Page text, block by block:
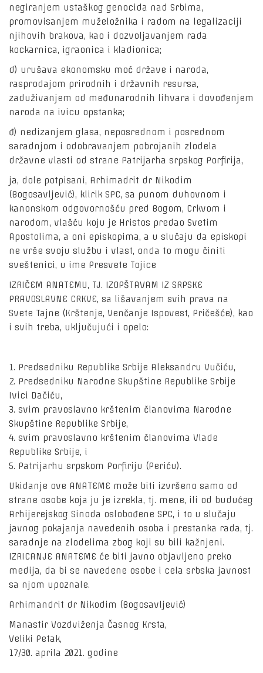
negiranjem ustaškog genocida nad Srbima,
promovisanjem muželožnika i radom na legalizaciji
njihovih brakova, kao i dozvoljavanjem rada
kockarnica, igraonica i kladionica;
d) urušava ekonomsku moć države i naroda,
rasprodajom prirodnih i državnih resursa,
zaduživanjem od međunarodnih lihvara i dovođenjem
naroda na ivicu opstanka;
đ) nedizanjem glasa, neposrednom i posrednom
saradnjom i odobravanjem pobrojanih zlodela
državne vlasti od strane Patrijarha srpskog Porfirija,
ja, dole potpisani, Arhimadrit dr Nikodim
(Bogosavljević), klirik SPC, sa punom duhovnom i
kanonskom odgovornošću pred Bogom, Crkvom i
narodom, vlašću koju je Hristos predao Svetim
Apostolima, a oni episkopima, a u slučaju da episkopi
ne vrše svoju službu i vlast, onda to mogu činiti
sveštenici, u ime Presvete Tojice
IZRIČEM ANATEMU, TJ. IZOPŠTAVAM IZ SRPSKE
PRAVOSLAVNE CRKVE, sa lišavanjem svih prava na
Svete Tajne (Krštenje, Venčanje Ispovest, Pričešće), kao
i svih treba, uključujući i opelo:
1. Predsedniku Republike Srbije Aleksandru Vučiću,
2. Predsedniku Narodne Skupštine Republike Srbije
Ivici Dačiću,
3. svim pravoslavno krštenim članovima Narodne
Skupštine Republike Srbije,
4. svim pravoslavno krštenim članovima Vlade
Republike Srbije, i
5. Patrijarhu srpskom Porfiriju (Periću).
Ukidanje ove ANATEME može biti izvršeno samo od
strane osobe koja ju je izrekla, tj. mene, ili od budućeg
Arhijerejskog Sinoda oslobođene SPC, i to u slučaju
javnog pokajanja navedenih osoba i prestanka rada, tj.
saradnje na zlodelima zbog koji su bili kažnjeni.
IZRICANJE ANATEME će biti javno objavljeno preko
medija, da bi se navedene osobe i cela srbska javnost
sa njom upoznale.
Arhimandrit dr Nikodim (Bogosavljević)
Manastir Vozdviženja Časnog Krsta,
Veliki Petak,
17/30. aprila 2021. godine